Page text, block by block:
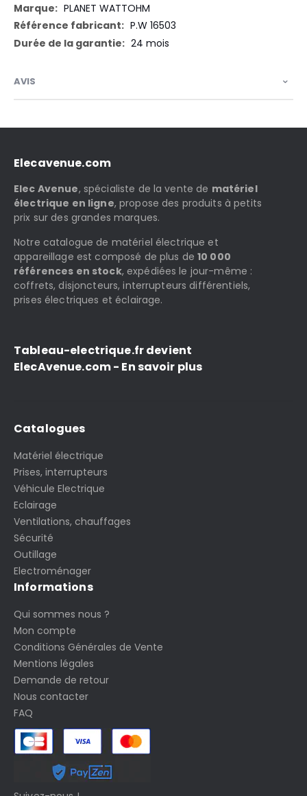
PLANET WATTOHM
P.W 16503
24 mois
AVIS
Elecavenue.com
Elec Avenue, spécialiste de la vente de matériel
électrique en ligne, propose des produits à petits
prix sur des grandes marques.
Notre catalogue de matériel électrique et
appareillage est composé de plus de10 000
références en stock, expédiées le jour-même :
coffrets, disjoncteurs, interrupteurs différentiels,
prises électriques et éclairage.
Tableau-electrique.fr devient
ElecAvenue.com - En savoir plus
Catalogues
Matériel électrique
Prises, interrupteurs
Véhicule Electrique
Eclairage
Ventilations, chauffages
Sécurité
Outillage
Electroménager
Informations
Qui sommes nous ?
Mon compte
Conditions Générales de Vente
Mentions légales
Demande de retour
Nous contacter
FAQ